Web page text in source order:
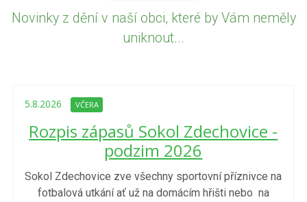
Novinky z dění v naší obci, které by Vám neměly
uniknout...
5.8.2026 VČERA
Rozpis zápasů Sokol Zdechovice -
podzim 2026
Sokol Zdechovice zve všechny sportovní příznivce na
fotbalová utkání ať už na domácím hřišti nebo na